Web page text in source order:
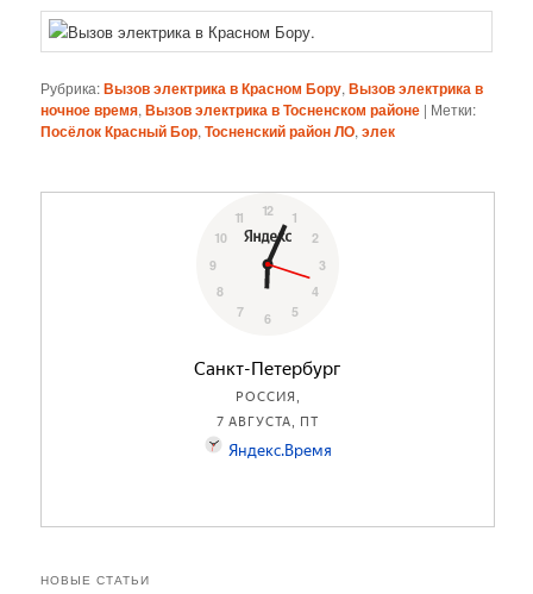
Рубрика:Вызов электрика в Красном Бору,Вызов электрика в
ночное время,Вызов электрика в Тосненском районе | Метки:
Посёлок Красный Бор,Тосненский район ЛО,элек
НОВЫЕ СТАТЬИ